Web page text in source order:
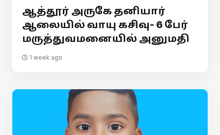
ஆத்தூர் அருகே தனியார்
ஆலையில் வாயு கசிவு- 6 பேர்
மருத்துவமனையில் அனுமதி
1 week ago